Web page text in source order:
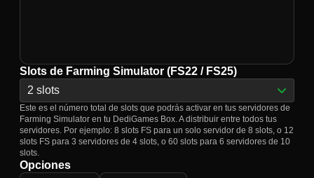
Slots de Farming Simulator (FS22 / FS25)
2 slots
Este es el número total de slots que podrás activar en tus servidores de
Farming Simulator en tu DediGames Box. A distribuir entre todos tus
servidores. Por ejemplo: 8 slots FS para un solo servidor de 8 slots, o 12
slots FS para 3 servidores de 4 slots, o 60 slots para 6 servidores de 10
slots.
Opciones